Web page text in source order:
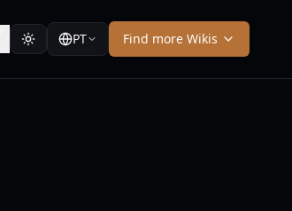
PT Find more Wikis